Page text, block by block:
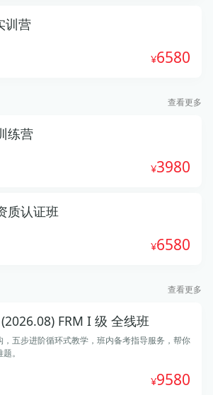
训营
6580
查看更多
练营
3980
质认证班
6580
查看更多
FRM I 级 全线班
五步进阶循环式教学，班内备考指导服务，帮你
。
9580